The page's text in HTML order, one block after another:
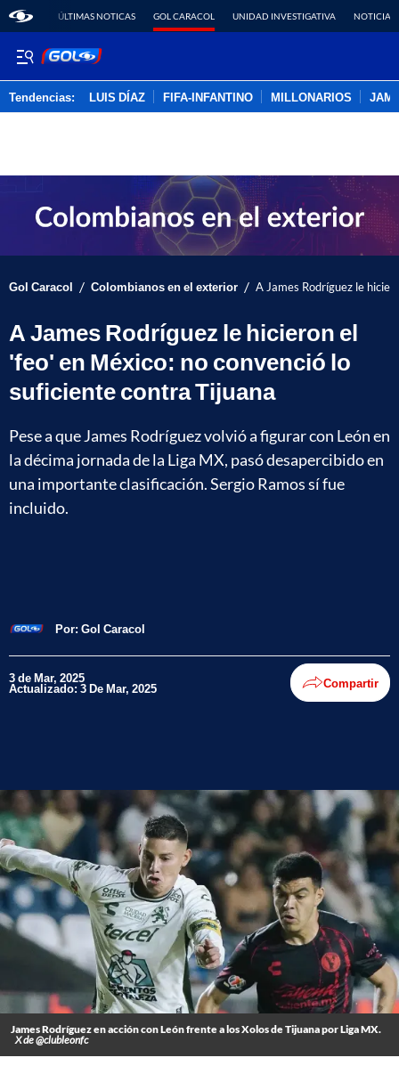
ÚLTIMAS NOTICAS GOL CARACOL UNIDAD INVESTIGATIVA NOTICIAS
Tendencias: LUIS DÍAZ FIFA-INFANTINO MILLONARIOS
Gol Caracol / Colombianos en el exterior / A James Rodríguez le
A James Rodríguez le hicieron el
'feo' en México: no convenció lo
suficiente contra Tijuana
Pese a que James Rodríguez volvió a figurar con León en
la décima jornada de la Liga MX, pasó desapercibido en
una importante clasificación. Sergio Ramos sí fue
incluido.
Por: Gol Caracol
3 de Mar, 2025
Actualizado: 3 De Mar, 2025 Compartir
James Rodríguez en acción con León frente a los Xolos de Tijuana por Liga MX.
X de @clubleonfc